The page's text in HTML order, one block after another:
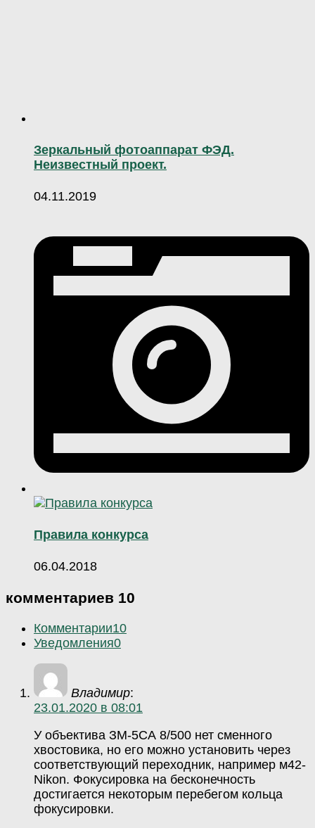
Зеркальный фотоаппарат ФЭД.
Неизвестный проект.
04.11.2019
Правила конкурса
06.04.2018
комментариев 10
Комментарии10
Уведомления0
Владимир:
23.01.2020 в 08:01
У объектива ЗМ-5СА 8/500 нет сменного
хвостовика, но его можно установить через
соответствующий переходник, например м42-
Nikon. Фокусировка на бесконечность
достигается некоторым перебегом кольца
фокусировки.